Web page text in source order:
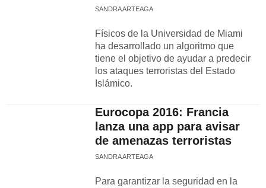
SANDRA ARTEAGA
Físicos de la Universidad de Miami
ha desarrollado un algoritmo que
tiene el objetivo de ayudar a predecir
los ataques terroristas del Estado
Islámico.
Eurocopa 2016: Francia
lanza una app para avisar
de amenazas terroristas
SANDRA ARTEAGA
Para garantizar la seguridad en la